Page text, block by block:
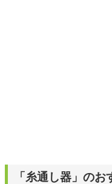
「糸通し器」の